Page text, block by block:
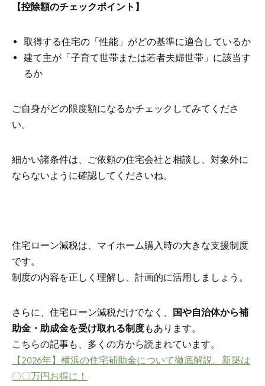
【控除額のチェックポイント】
取得する住宅の「性能」がどの基準に適合しているか
建て主が「子育て世帯または若者夫婦世帯」に該当す
るか
ご自身がどの限度額になるかチェックしてみてくださ
い。
細かい諸条件は、ご依頼の住宅会社と相談し、対象外に
ならないように確認してくださいね。
住宅ローン減税は、マイホーム購入時の大きな支援制度
です。
制度の内容を正しく理解し、計画的に活用しましょう。
さらに、住宅ローン減税だけでなく、
国や自治体から補
助金・助成金を受け取れる制度もあります。
こちらの記事も、多くの方から読まれています。
【2026年】横浜の住宅補助金について徹底解説。新築は
〇〇万円お得に！